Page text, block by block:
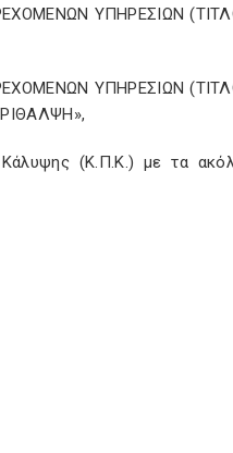
ΥΠΗΡΕΣΙΩΝ
ΥΠΗΡΕΣΙΩΝ
(Κ.Π.Κ.) με τα